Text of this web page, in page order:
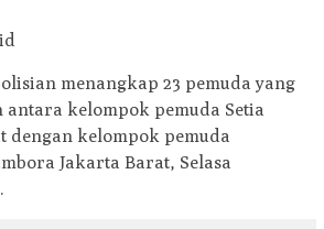
menangkap 23 pemuda yang
kelompok pemuda Setia
dengan kelompok pemuda
Jakarta Barat, Selasa